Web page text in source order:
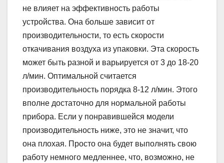
не влияет на эффективность работы
устройства. Она больше зависит от
производительности, то есть скорости
откачивания воздуха из упаковки. Эта скорость
может быть разной и варьируется от 3 до 18-20
л/мин. Оптимальной считается
производительность порядка 8-12 л/мин. Этого
вполне достаточно для нормальной работы
прибора. Если у понравившейся модели
производительность ниже, это не значит, что
она плохая. Просто она будет выполнять свою
работу немного медленнее, что, возможно, не